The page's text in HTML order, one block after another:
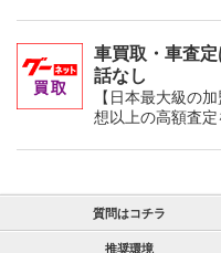
車買取・車査
話なし
【日本最大級の
想以上の高額査定
質問はコチラ
推奨環境